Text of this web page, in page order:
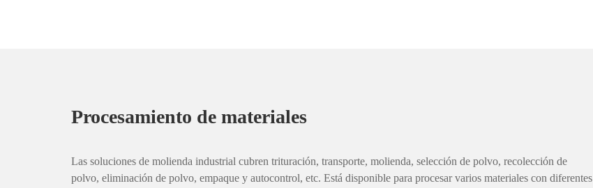
Procesamiento de materiales
Las soluciones de molienda industrial cubren trituración, transporte, molienda, selección de polvo, recolección de
polvo, eliminación de polvo, empaque y autocontrol, etc. Está disponible para procesar varios materiales con diferentes